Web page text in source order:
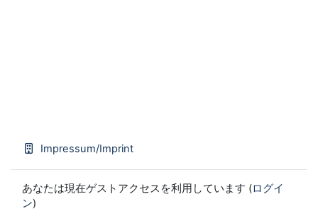
Impressum/Imprint
あなたは現在ゲストアクセスを利用しています (ログイ
ン)